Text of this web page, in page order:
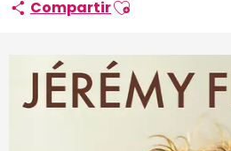
Compartir